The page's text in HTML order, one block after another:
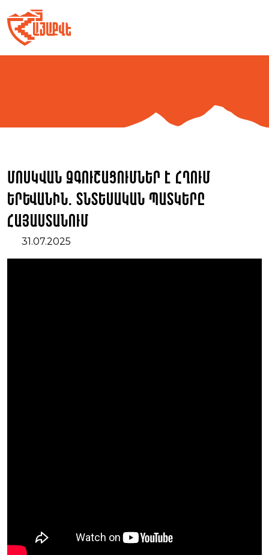
to
content
Մոսկվան զգուշացումներ է հղում
Երևանին. տնտեսական պատկերը
Հայաստանում
31.07.2025